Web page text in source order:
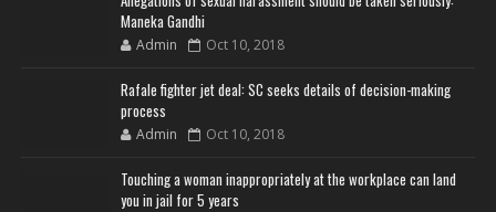
Maneka Gandhi
Admin Oct 10, 2018
Rafale fighter jet deal: SC seeks details of decision-making
process
Admin Oct 10, 2018
Touching a woman inappropriately at the workplace can land
you in jail for 5 years